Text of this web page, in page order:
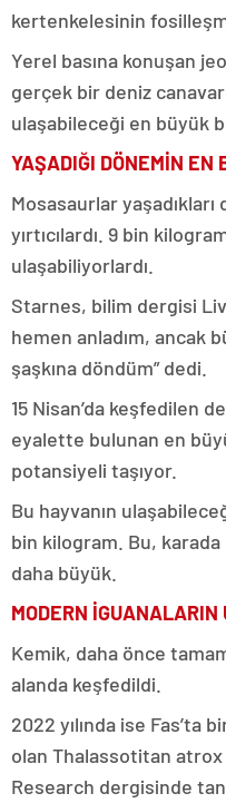
kertenkelesinin
Yerel basına konuşan
gerçek bir deniz
ulaşabileceği en büyük
YAŞADIĞI DÖNEMİN EN
Mosasaurlar
yırtıcılardı. 9 bin
ulaşabiliyorlardı.
Starnes, bilim dergisi
hemen anladım, ancak
şaşkına döndüm” dedi.
15 Nisan’da keşfedilen
eyalette bulunan en
potansiyeli taşıyor.
Bu hayvanın
bin kilogram. Bu,
daha büyük.
MODERN İGUANALARIN
Kemik, daha önce
alanda keşfedildi.
2022 yılında ise Fas’ta
olan Thalassotitan
Research dergisinde